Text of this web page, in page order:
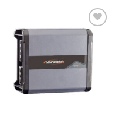
Lägg till i
önskelistan